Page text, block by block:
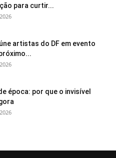
para curtir...
artistas do DF em evento
época: por que o invisível